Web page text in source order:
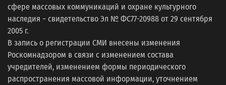
сфере массовых коммуникаций и охране культурного
наследия − свидетельство Эл № ФС77-20988 от 29 сентября
2005 г.
В запись о регистрации СМИ внесены изменения
Роскомнадзором в связи с изменением состава
учредителей, изменением формы периодического
распространения массовой информации, уточнением